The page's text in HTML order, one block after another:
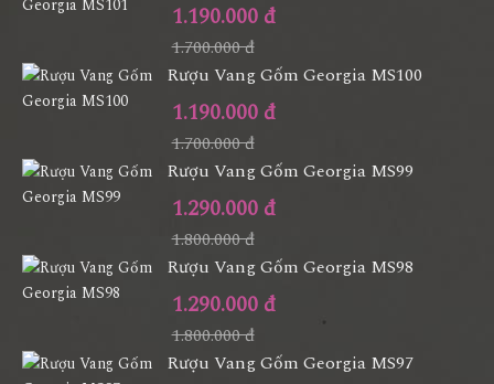
1.190.000 đ
1.700.000 đ
Rượu Vang Gốm Georgia MS100
1.190.000 đ
1.700.000 đ
Rượu Vang Gốm Georgia MS99
1.290.000 đ
1.800.000 đ
Rượu Vang Gốm Georgia MS98
1.290.000 đ
1.800.000 đ
Rượu Vang Gốm Georgia MS97